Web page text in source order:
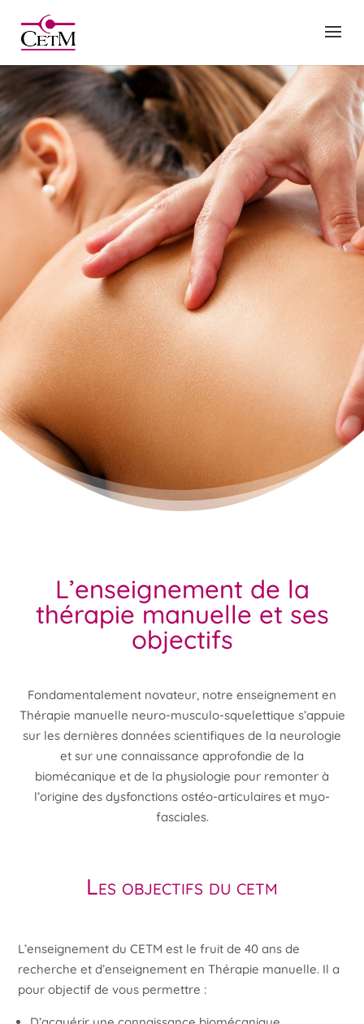
L’enseignement de la
thérapie manuelle et ses
objectifs
Fondamentalement novateur, notre enseignement en
Thérapie manuelle neuro-musculo-squelettique s’appuie
sur les dernières données scientifiques de la neurologie
et sur une connaissance approfondie de la
biomécanique et de la physiologie pour remonter à
l’origine des dysfonctions ostéo-articulaires et myo-
fasciales.
Les objectifs du cetm
L’enseignement du CETM est le fruit de 40 ans de
recherche et d’enseignement en Thérapie manuelle. Il a
pour objectif de vous permettre :